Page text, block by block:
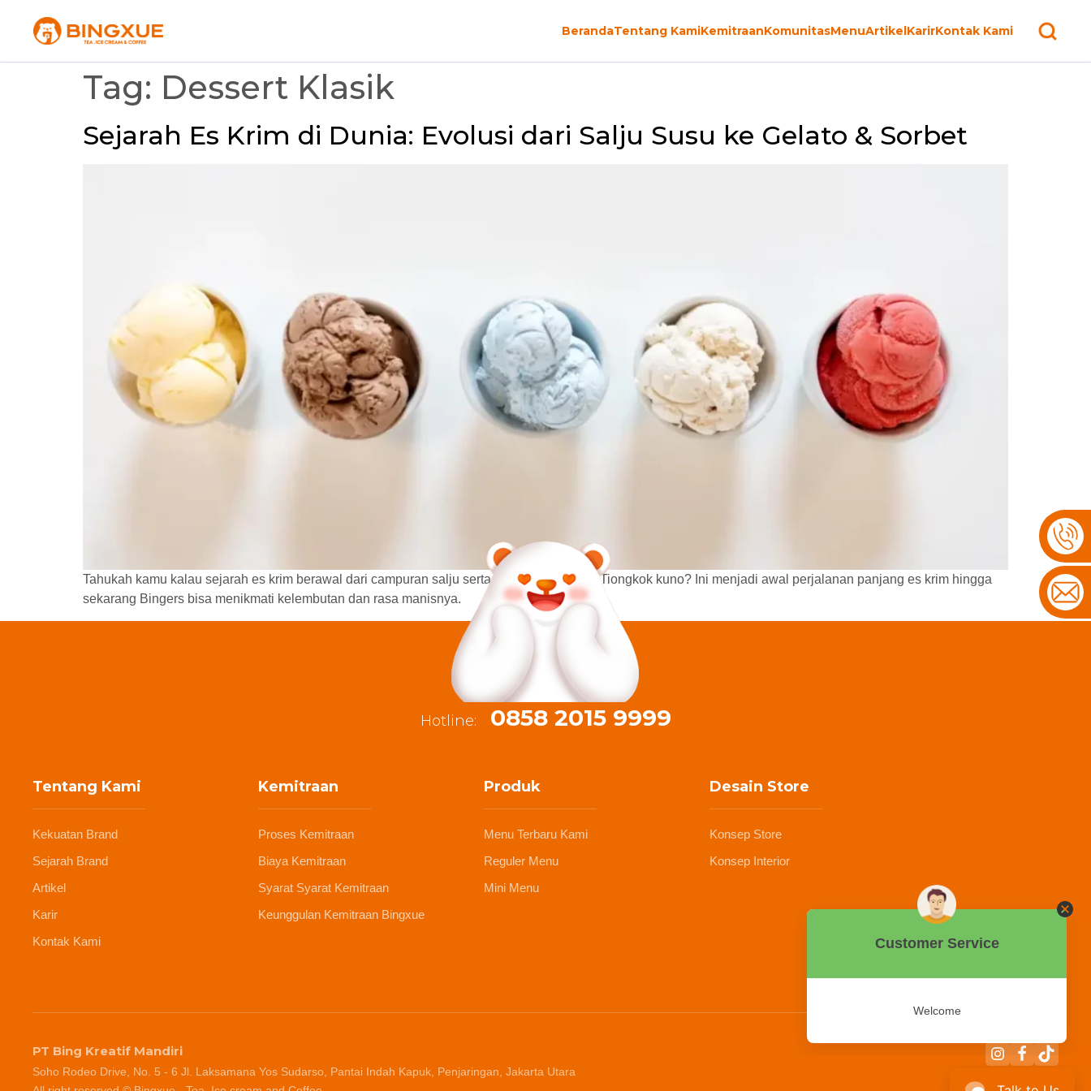
BerandaTentang KamiKemitraanKomunitasMenuArtikelKarirKontak Kami
Tag: Dessert Klasik
Sejarah Es Krim di Dunia: Evolusi dari Salju Susu ke Gelato & Sorbet
Tahukah kamu kalau sejarah es krim berawal dari campuran salju serta susu dan beras di Tiongkok kuno? Ini menjadi awal perjalanan panjang es krim hingga
sekarang Bingers bisa menikmati kelembutan dan rasa manisnya.
Hotline: 0858 2015 9999
Tentang Kami
Kekuatan Brand
Sejarah Brand
Artikel
Karir
Kontak Kami
Kemitraan
Proses Kemitraan
Biaya Kemitraan
Syarat Syarat Kemitraan
Keunggulan Kemitraan Bingxue
Produk
Menu Terbaru Kami
Reguler Menu
Mini Menu
Desain Store
Konsep Store
Konsep Interior
PT Bing Kreatif Mandiri
Soho Rodeo Drive, No. 5 - 6 Jl. Laksamana Yos Sudarso, Pantai Indah Kapuk, Penjaringan, Jakarta Utara